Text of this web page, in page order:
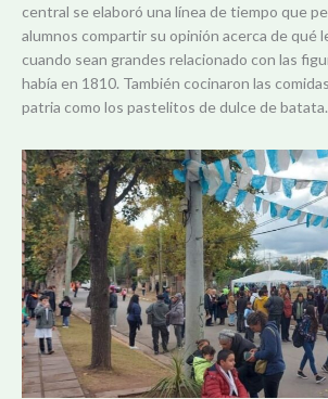
central se elaboró una línea de tiempo que
alumnos compartir su opinión acerca de qué
cuando sean grandes relacionado con las
había en 1810. También cocinaron las
patria como los pastelitos de dulce de batata.